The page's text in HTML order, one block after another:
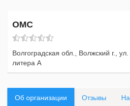
ОМС
Волгоградская обл., Волжский г.,
литера А
Об организации Отзывы